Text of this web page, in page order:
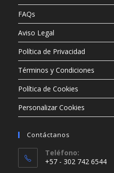
FAQs
Aviso Legal
Política de Privacidad
Términos y Condiciones
Política de Cookies
Personalizar Cookies
Contáctanos
Teléfono:
+57 - 302 742 6544